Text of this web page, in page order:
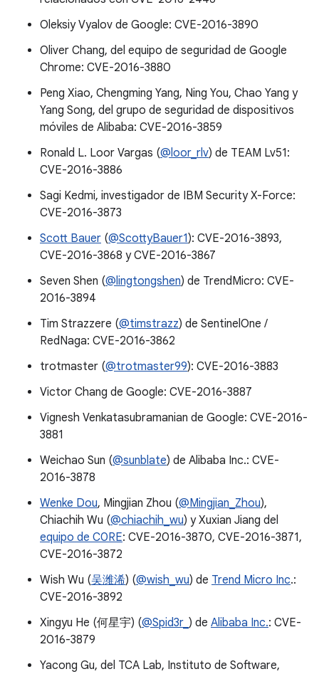
Oleksiy Vyalov de Google: CVE-2016-3890
Oliver Chang, del equipo de seguridad de Google
Chrome: CVE-2016-3880
Peng Xiao, Chengming Yang, Ning You, Chao Yang y
Yang Song, del grupo de seguridad de dispositivos
móviles de Alibaba: CVE-2016-3859
Ronald L. Loor Vargas (@loor_rlv) de TEAM Lv51:
CVE-2016-3886
Sagi Kedmi, investigador de IBM Security X-Force:
CVE-2016-3873
Scott Bauer (@ScottyBauer1): CVE-2016-3893,
CVE-2016-3868 y CVE-2016-3867
Seven Shen (@lingtongshen) de TrendMicro: CVE-
2016-3894
Tim Strazzere (@timstrazz) de SentinelOne /
RedNaga: CVE-2016-3862
trotmaster (@trotmaster99): CVE-2016-3883
Victor Chang de Google: CVE-2016-3887
Vignesh Venkatasubramanian de Google: CVE-2016-
3881
Weichao Sun (@sunblate) de Alibaba Inc.: CVE-
2016-3878
Wenke Dou, Mingjian Zhou (@Mingjian_Zhou),
Chiachih Wu (@chiachih_wu) y Xuxian Jiang del
equipo de C0RE: CVE-2016-3870, CVE-2016-3871,
CVE-2016-3872
Wish Wu (吴潍浠) (@wish_wu) de Trend Micro Inc.:
CVE-2016-3892
Xingyu He (何星宇) (@Spid3r_ ) de Alibaba Inc.: CVE-
2016-3879
Yacong Gu, del TCA Lab, Instituto de Software,